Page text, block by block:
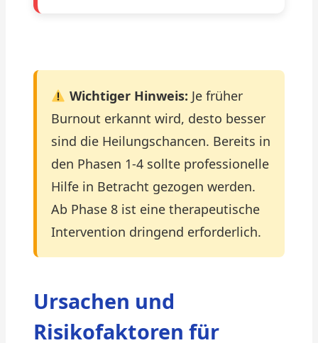
Wichtiger Hinweis: Je früher
Burnout erkannt wird, desto besser
sind die Heilungschancen. Bereits in
den Phasen 1-4 sollte professionelle
Hilfe in Betracht gezogen werden.
Ab Phase 8 ist eine therapeutische
Intervention dringend erforderlich.
Ursachen und
Risikofaktoren für